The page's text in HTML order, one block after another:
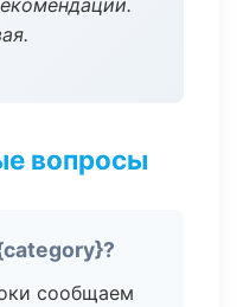
вопросы
сообщаем